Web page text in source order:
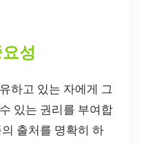
성
하고 있는 자에게 그
있는 권리를 부여합
출처를 명확히 하